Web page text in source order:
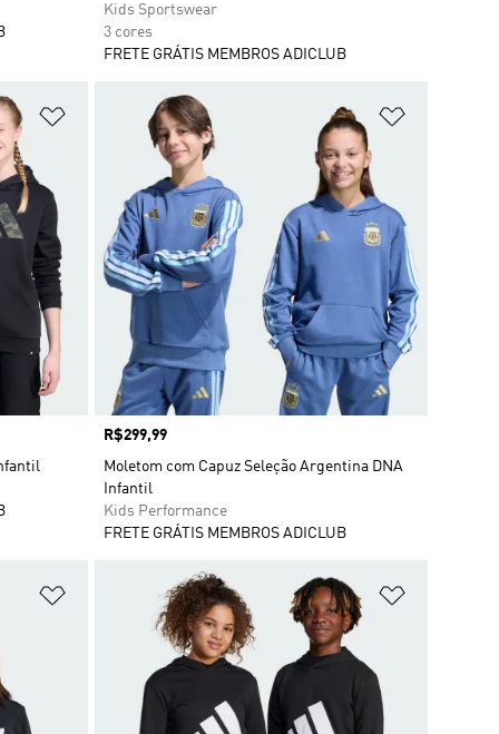
Kids Sportswear
3 cores
FRETE GRÁTIS MEMBROS ADICLUB
Adicionar à Lista de Desejos
Preço
R$299,99
Moletom com Capuz Seleção Argentina DNA
Infantil
Kids Performance
FRETE GRÁTIS MEMBROS ADICLUB
Adicionar à Lista de Desejos